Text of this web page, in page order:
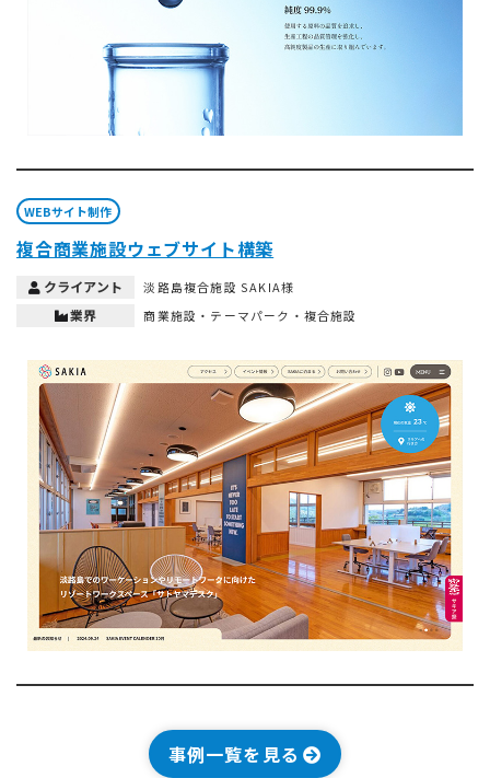
WEBサイト制作
複合商業施設ウェブサイト構築
クライアント 淡路島複合施設 SAKIA様
業界 商業施設・テーマパーク・複合施設
事例一覧を見る